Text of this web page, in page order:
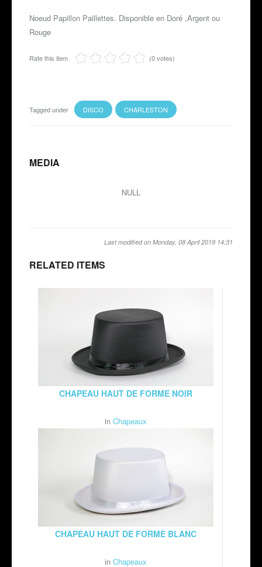
Noeud Papillon Paillettes. Disponible en Doré ,Argent ou
Rouge
Rate this item (0 votes)
Tagged under DISCO CHARLESTON
MEDIA
NULL
Last modified on Monday, 08 April 2019 14:31
RELATED ITEMS
CHAPEAU HAUT DE FORME NOIR
in Chapeaux
CHAPEAU HAUT DE FORME BLANC
in Chapeaux